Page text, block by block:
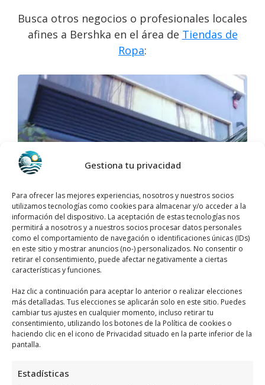
Gestiona tu privacidad
Para ofrecer las mejores experiencias, nosotros y nuestros socios
utilizamos tecnologías como cookies para almacenar y/o acceder a la
información del dispositivo. La aceptación de estas tecnologías nos
permitirá a nosotros y a nuestros socios procesar datos personales
como el comportamiento de navegación o identificaciones únicas (IDs)
en este sitio y mostrar anuncios (no-) personalizados. No consentir o
retirar el consentimiento, puede afectar negativamente a ciertas
características y funciones.
Haz clic a continuación para aceptar lo anterior o realizar elecciones
más detalladas. Tus elecciones se aplicarán solo en este sitio. Puedes
cambiar tus ajustes en cualquier momento, incluso retirar tu
consentimiento, utilizando los botones de la Política de cookies o
haciendo clic en el icono de Privacidad situado en la parte inferior de la
pantalla.
Estadísticas
Busca otros negocios o profesionales locales
afines a Bershka en el área de Tiendas de
Ropa: